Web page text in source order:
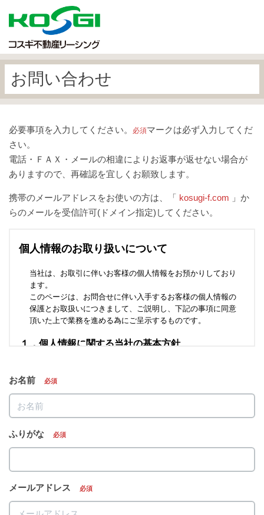
お問い合わせ
必要事項を入力してください。 必須マークは必ず入力してくだ
さい。
電話・ＦＡＸ・メールの相違によりお返事が返せない場合が
ありますので、再確認を宜しくお願致します。
携帯のメールアドレスをお使いの方は、「 kosugi-f.com 」か
らのメールを受信許可(ドメイン指定)してください。
お名前 必須
ふりがな 必須
メールアドレス 必須